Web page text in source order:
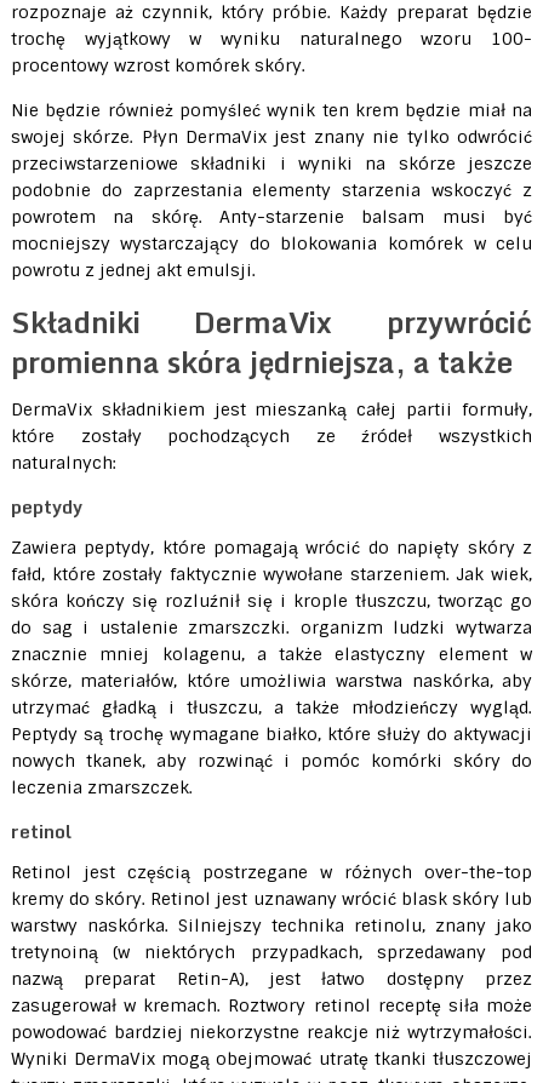
rozpoznaje aż czynnik, który próbie. Każdy preparat będzie
trochę wyjątkowy w wyniku naturalnego wzoru 100-
procentowy wzrost komórek skóry.
Nie będzie również pomyśleć wynik ten krem ​​będzie miał na
swojej skórze. Płyn DermaVix jest znany nie tylko odwrócić
przeciwstarzeniowe składniki i wyniki na skórze jeszcze
podobnie do zaprzestania elementy starzenia wskoczyć z
powrotem na skórę. Anty-starzenie balsam musi być
mocniejszy wystarczający do blokowania komórek w celu
powrotu z jednej akt emulsji.
Składniki DermaVix przywrócić
promienna skóra jędrniejsza, a także
DermaVix składnikiem jest mieszanką całej partii formuły,
które zostały pochodzących ze źródeł wszystkich
naturalnych:
peptydy
Zawiera peptydy, które pomagają wrócić do napięty skóry z
fałd, które zostały faktycznie wywołane starzeniem. Jak wiek,
skóra kończy się rozluźnił się i krople tłuszczu, tworząc go
do sag i ustalenie zmarszczki. organizm ludzki wytwarza
znacznie mniej kolagenu, a także elastyczny element w
skórze, materiałów, które umożliwia warstwa naskórka, aby
utrzymać gładką i tłuszczu, a także młodzieńczy wygląd.
Peptydy są trochę wymagane białko, które służy do aktywacji
nowych tkanek, aby rozwinąć i pomóc komórki skóry do
leczenia zmarszczek.
retinol
Retinol jest częścią postrzegane w różnych over-the-top
kremy do skóry. Retinol jest uznawany wrócić blask skóry lub
warstwy naskórka. Silniejszy technika retinolu, znany jako
tretynoiną (w niektórych przypadkach, sprzedawany pod
nazwą preparat Retin-A), jest łatwo dostępny przez
zasugerował w kremach. Roztwory retinol receptę siła może
powodować bardziej niekorzystne reakcje niż wytrzymałości.
Wyniki DermaVix mogą obejmować utratę tkanki tłuszczowej